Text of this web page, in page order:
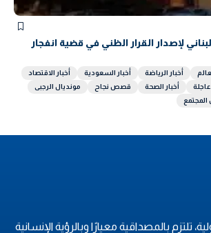
لإصدار القرار الظني في قضية انفجار
أخبار الرياضة أخبار السعودية
أخبار الاقتصاد
أخبار الصحة قصص نجاح
مونديال الرجبى
تلتزم بالمصداقية معيارًا وبالرؤية الإنسانية